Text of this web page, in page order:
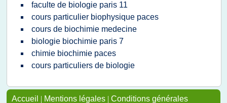
faculte de biologie paris 11
cours particulier biophysique paces
cours de biochimie medecine
biologie biochimie paris 7
chimie biochimie paces
cours particuliers de biologie
Accueil | Mentions légales | Conditions générales